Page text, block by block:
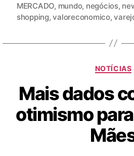
MERCADO, mundo, negócios,
shopping,valoreconomico,
NOTÍCIAS
Mais dados
otimismo